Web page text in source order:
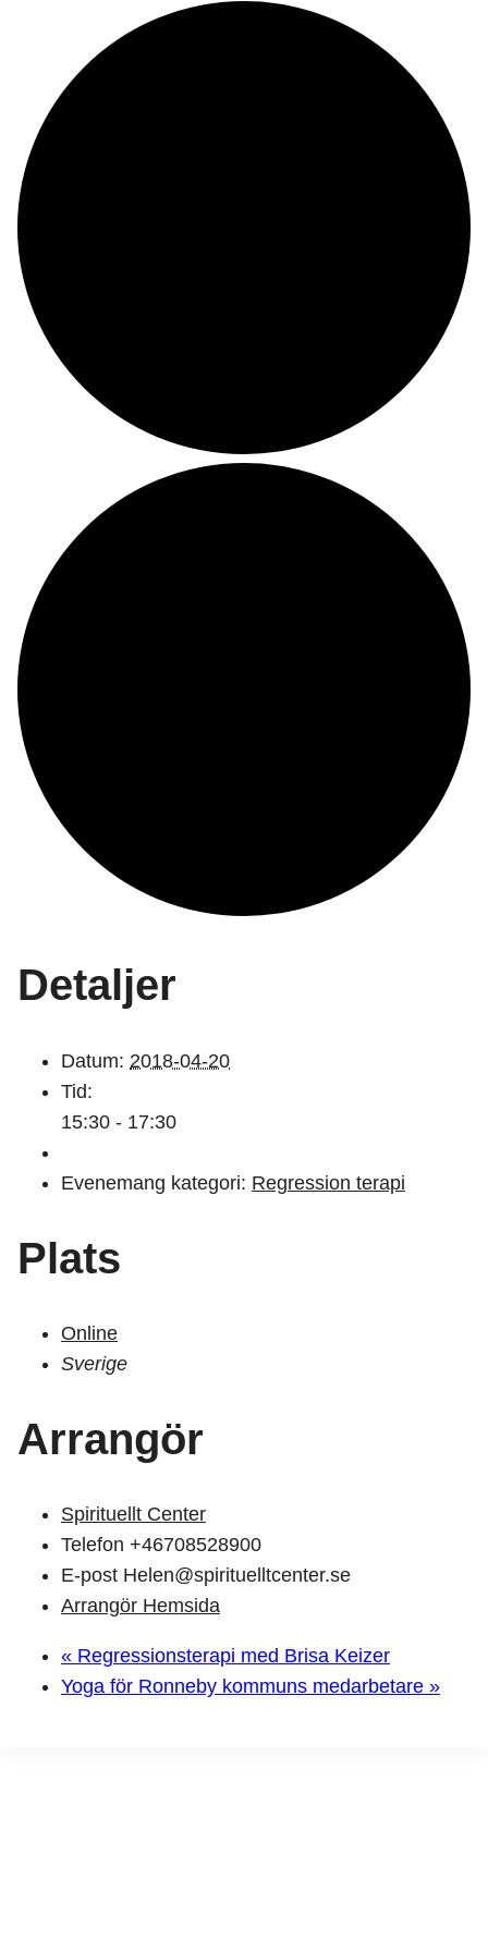
Detaljer
Datum: 2018-04-20
Tid:
15:30 - 17:30
Evenemang kategori: Regression terapi
Plats
Online
Sverige
Arrangör
Spirituellt Center
Telefon +46708528900
E-post Helen@spirituelltcenter.se
Arrangör Hemsida
« Regressionsterapi med Brisa Keizer
Yoga för Ronneby kommuns medarbetare »